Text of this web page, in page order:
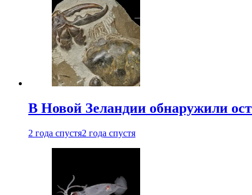
В Новой Зеландии обнаружили
2 года спустя2 года спустя